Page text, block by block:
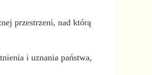
przestrzeni, nad którą
i uznania państwa,